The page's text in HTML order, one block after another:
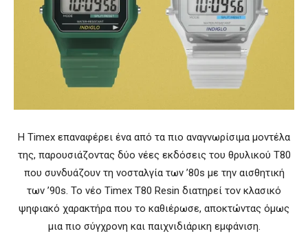
Η Timex επαναφέρει ένα από τα πιο αναγνωρίσιμα μοντέλα
της, παρουσιάζοντας δύο νέες εκδόσεις του θρυλικού T80
που συνδυάζουν τη νοσταλγία των ’80s με την αισθητική
των ’90s. Το νέο Timex T80 Resin διατηρεί τον κλασικό
ψηφιακό χαρακτήρα που το καθιέρωσε, αποκτώντας όμως
μια πιο σύγχρονη και παιχνιδιάρικη εμφάνιση.